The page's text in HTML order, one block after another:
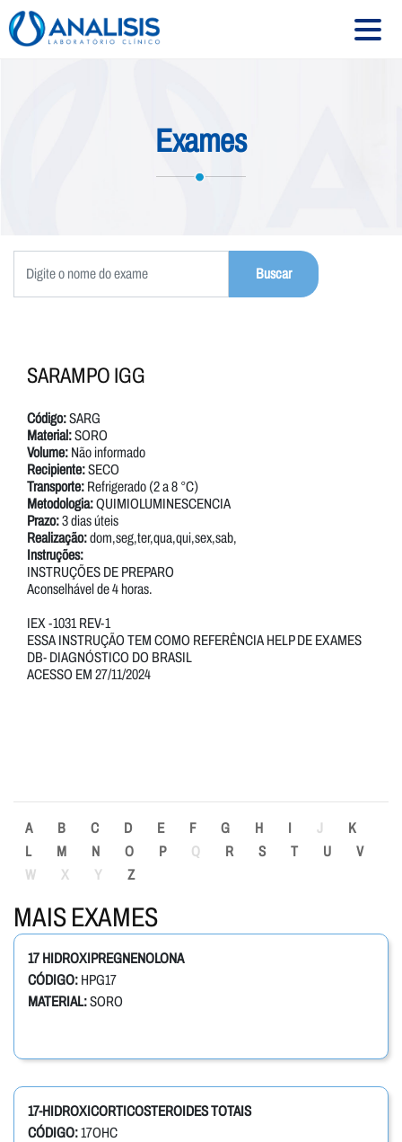
CONVÊNIOS
UNIDADES
Exames
SARAMPO IGG
Código:SARG
Material:SORO
Volume: Não informado
Recipiente:SECO
Transporte: Refrigerado (2 a 8 °C)
Metodologia:QUIMIOLUMINESCENCIA
Prazo:3 dias úteis
Realização:dom,seg,ter,qua,qui,sex,sab,
Instruções:
INSTRUÇÕES DE PREPARO
Aconselhável de 4 horas.
IEX -1031 REV-1
ESSA INSTRUÇÃO TEM COMO REFERÊNCIA HELP DE EXAMES
DB- DIAGNÓSTICO DO BRASIL
ACESSO EM 27/11/2024
A B C D E F G H I J
K
L
M N O P Q R S T U
V
W
X Y Z
MAIS EXAMES
17 HIDROXIPREGNENOLONA
CÓDIGO: HPG17
MATERIAL:SORO
17-HIDROXICORTICOSTEROIDES TOTAIS
CÓDIGO:17OHC